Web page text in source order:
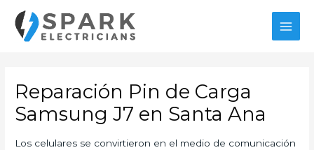
contenido
Reparación Pin de Carga
Samsung J7 en Santa Ana
Los celulares se convirtieron en el medio de comunicación